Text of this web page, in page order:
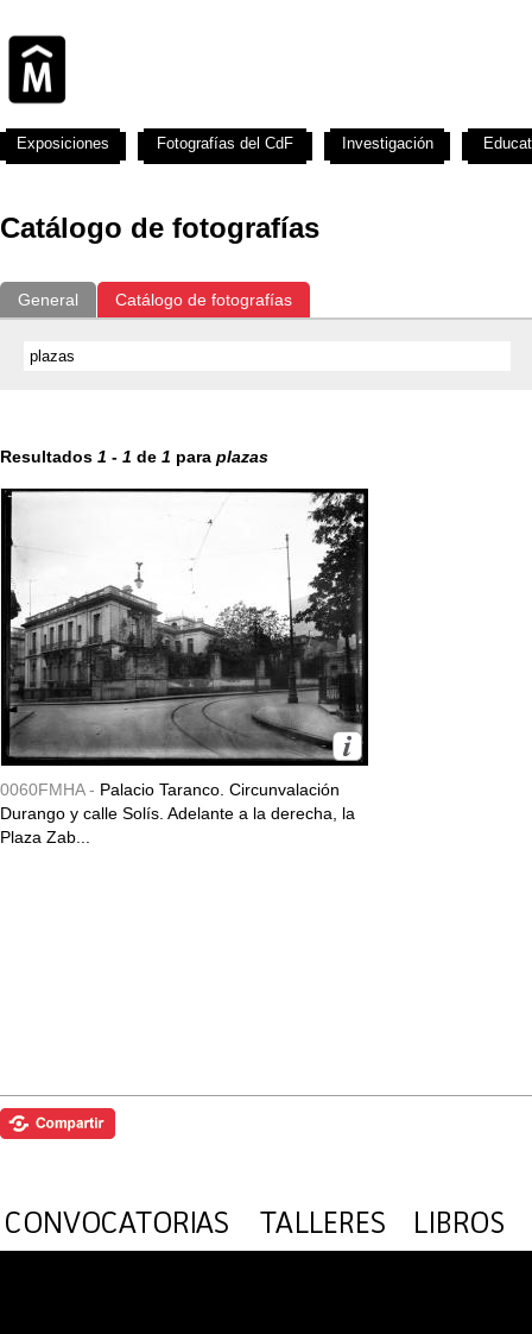
Catálogo de fotografías
General Catálogo de fotografías
Resultados 1 - 1 de 1 para plazas
0060FMHA - Palacio Taranco. Circunvalación
Durango y calle Solís. Adelante a la derecha, la
Plaza Zab...
Exposiciones Fotografías del CdF Investigación